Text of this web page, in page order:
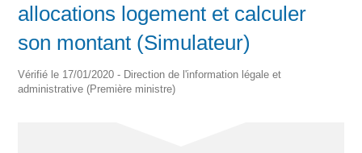
allocations logement et calculer
son montant (Simulateur)
Vérifié le 17/01/2020 - Direction de l'information légale et
administrative (Première ministre)